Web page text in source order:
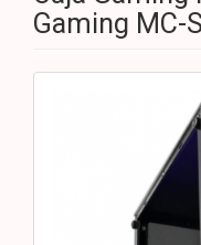
Gaming MC-